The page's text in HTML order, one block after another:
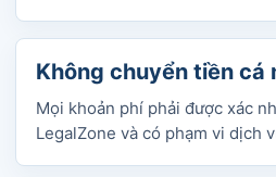
Không chuyển tiền cá
Mọi khoản phí phải được xác
LegalZone và có phạm vi dịch